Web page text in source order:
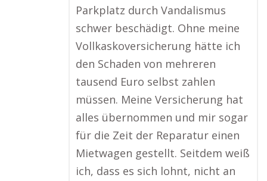
Parkplatz durch Vandalismus
schwer beschädigt. Ohne meine
Vollkaskoversicherung hätte ich
den Schaden von mehreren
tausend Euro selbst zahlen
müssen. Meine Versicherung hat
alles übernommen und mir sogar
für die Zeit der Reparatur einen
Mietwagen gestellt. Seitdem weiß
ich, dass es sich lohnt, nicht an